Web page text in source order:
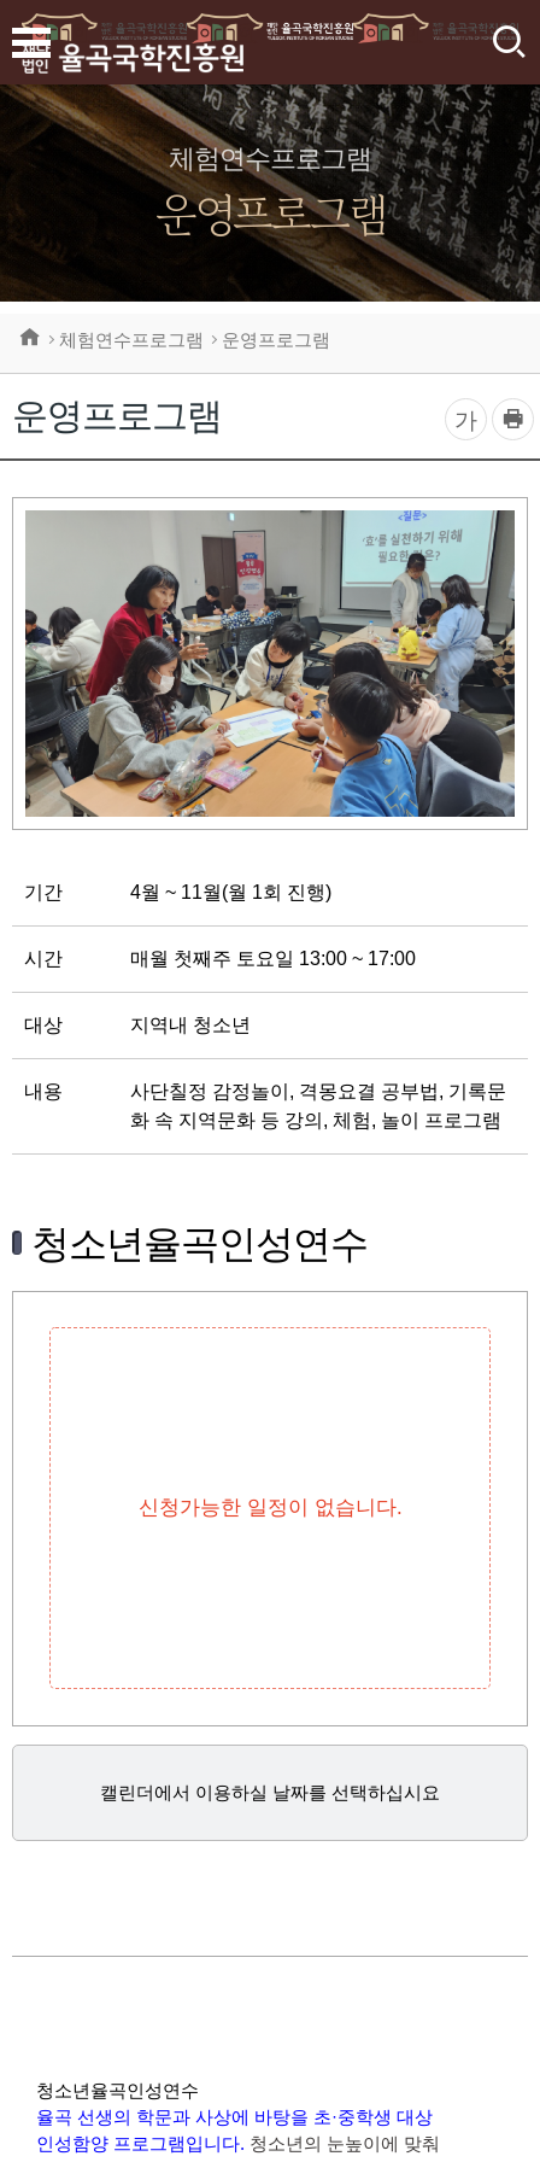
검
체험연수프로그램
운영프로그램
운영프로그램
체험연수프로그램 운영프로그램
글
자
크
기
조
정
열
기
가
프
린
트
기
기간 4월 ~ 11월(월 1회 진행)
시간 매월 첫째주 토요일 13:00 ~ 17:00
대상 지역내 청소년
내용
사단칠정 감정놀이, 격몽요결 공부법, 기록문
화 속 지역문화 등 강의, 체험, 놀이 프로그램
청소년율곡인성연수
신청가능한 일정이 없습니다.
캘린더에서 이용하실 날짜를 선택하십시요
청소년율곡인성연수
율곡 선생의 학문과 사상에 바탕을 초·중학생 대상
인성함양 프로그램입니다. 청소년의 눈높이에 맞춰